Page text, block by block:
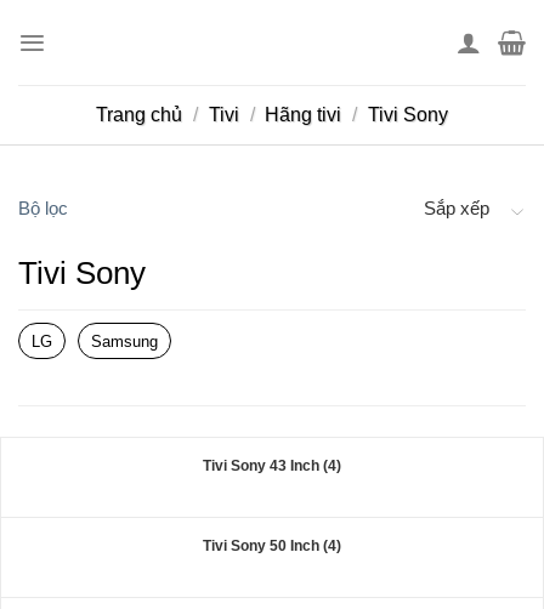
Trang chủ / Tivi / Hãng tivi / Tivi Sony
Bộ lọc Sắp xếp
Tivi Sony
LG Samsung
Tivi Sony 43 Inch (4)
Tivi Sony 50 Inch (4)